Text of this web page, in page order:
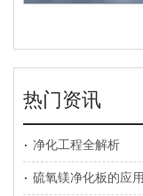
热门资讯
净化工程全解析
硫氧镁净化板的应